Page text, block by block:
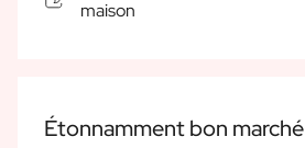
Cadeau d'anniversaire de Mariage
Carte à Gratter Cadeau
maison
Étonnamment bon marché